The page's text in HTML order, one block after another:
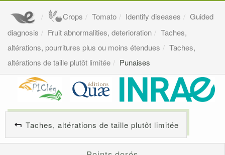
Crops Tomato Identify diseases
Guided
diagnosis
Fruit abnormalities, deterioration
Taches,
altérations, pourritures plus ou moins étendues
Taches,
altérations de taille plutôt limitée
Punaises
Taches, altérations de taille plutôt limitée